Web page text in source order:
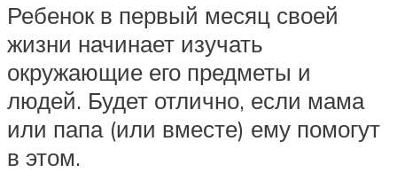
Ребенок в первый месяц своей
жизни начинает изучать
окружающие его предметы и
людей. Будет отлично, если мама
или папа (или вместе) ему помогут
в этом.